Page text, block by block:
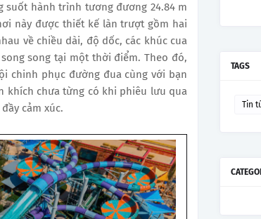
hành trình tương đương 24.84 m
này được thiết kế làn trượt gồm hai
về chiều dài, độ dốc, các khúc cua
song tại một thời điểm. Theo đó,
chinh phục đường đua cùng với bạn
khích chưa từng có khi phiêu lưu qua
cảm xúc.
TAGS
Tin